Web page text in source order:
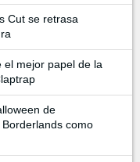
Cut se retrasa
el mejor papel de la
de
como